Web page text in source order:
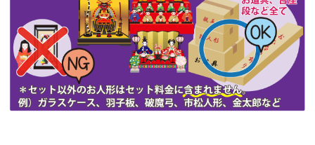
第46回人形供養祭 令和3年9月13日(月)
第45回人形供養祭令和3年7月12日(月)
第44回人形供養祭令和3年6月3日(木)
第43回人形供養祭令和3年4月23日(金)